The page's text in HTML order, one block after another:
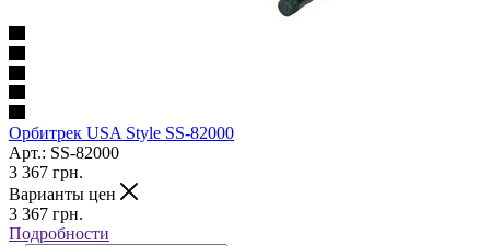
Орбитрек USA Style SS-82000
Арт.: SS-82000
3 367 грн.
Варианты цен
3 367 грн.
Подробности